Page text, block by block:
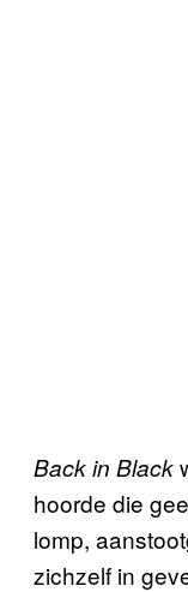
Back in Black
hoorde die
lomp,
zichzelf in